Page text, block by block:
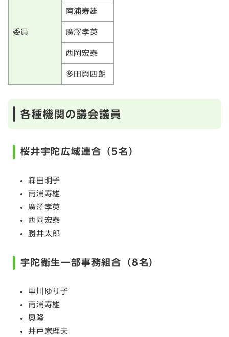
委員
南浦寿雄
廣澤孝英
西岡宏泰
多田與四朗
各種機関の議会議員
桜井宇陀広域連合（5名）
森田明子
南浦寿雄
廣澤孝英
西岡宏泰
勝井太郎
宇陀衛生一部事務組合（8名）
中川ゆり子
南浦寿雄
奥隆
井戸家理夫